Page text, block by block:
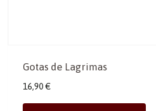
Gotas de Lagrimas
16,90 €